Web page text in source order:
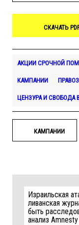
СКАЧАТЬ
АКЦИИ СРОЧНОЙ
КАМПАНИИ
ЦЕНЗУРА И СВОБОДА
КАМПАНИИ
Израильская
ливанская
быть
анализ